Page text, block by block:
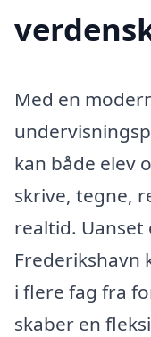
Med en
kan både elev
skrive, tegne,
realtid. Uanset
Frederikshavn
i flere fag fra
skaber en